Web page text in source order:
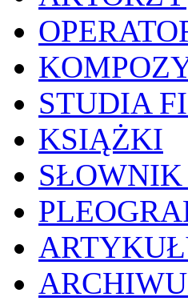
STUDIA
KSIĄŻKI